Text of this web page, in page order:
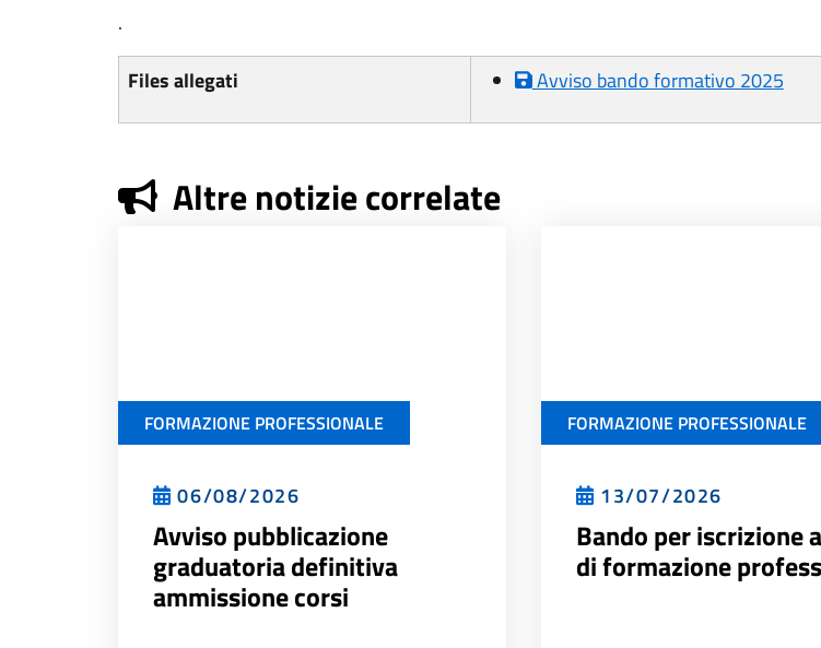
.
Files allegati
Avviso bando formativo 2025
Altre notizie correlate
FORMAZIONE PROFESSIONALE
06/08/2026
Avviso pubblicazione
graduatoria definitiva
ammissione corsi
FORMAZIONE PROFESSIONALE
13/07/2026
Bando per iscrizione
di formazione